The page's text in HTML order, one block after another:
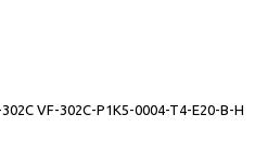
VF-302C-P1K5-0004-T4-E20-B-H